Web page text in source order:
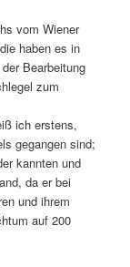
vom Wiener
haben es in
Bearbeitung
zum
ich erstens,
gegangen sind;
kannten und
da er bei
und ihrem
auf 200